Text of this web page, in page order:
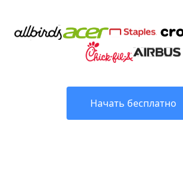
Начать бесплатно